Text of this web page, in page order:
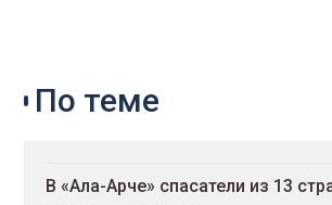
По теме
В «Ала-Арче» спасатели из 13